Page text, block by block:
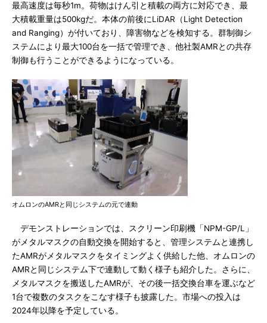
最高速度は毎秒1m。荷物はけん引と積載の両方に対応でき、最
大積載重量は500kgだ。本体の前後にLiDAR（Light Detection
and Ranging）が付いており、障害物などを検知する。群制御シ
ステムにより最大100台を一括で管理でき、他社製AMRとの共存
制御も行うことができるようになっている。
オムロンのAMRと同じシステムの元で連動
デモンストレーションでは、スクリーン印刷機「NPM-GP/L」
がメタルマスクの自動交換を開始すると、管理システムと連携し
たAMRがメタルマスクをタイミングよく供給した他、オムロンの
AMRと同じシステム下で連動して動く様子も紹介した。さらに、
メタルマスクを搬送したAMRが、その後一括交換台車を運ぶなど
1台で複数のタスクをこなす様子も披露した。市場への投入は
2024年以降を予定している。